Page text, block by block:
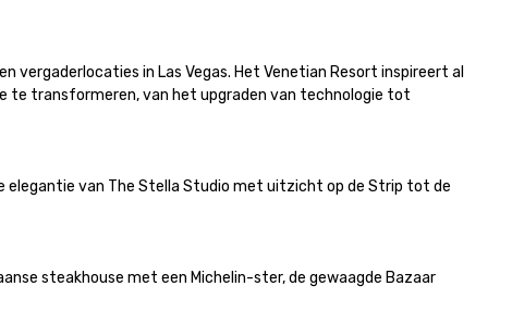
in Las Vegas. Het Venetian Resort inspireert al
te transformeren, van het upgraden van technologie tot
elegantie van The Stella Studio met uitzicht op de Strip tot de
steakhouse met een Michelin-ster, de gewaagde Bazaar